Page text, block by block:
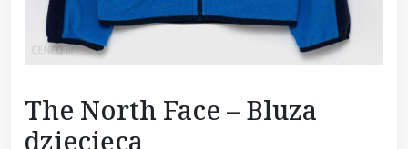
The North Face – Bluza
dziecięca